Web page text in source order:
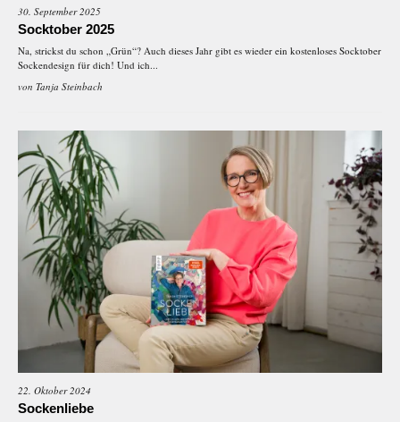
30. September 2025
Socktober 2025
Na, strickst du schon „Grün“? Auch dieses Jahr gibt es wieder ein kostenloses Socktober
Sockendesign für dich! Und ich...
von Tanja Steinbach
22. Oktober 2024
Sockenliebe